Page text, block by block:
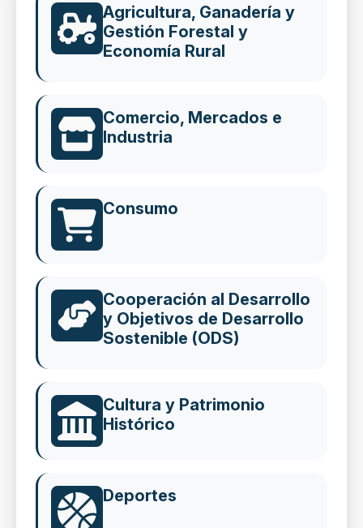
Agricultura, Ganadería y
Gestión Forestal y
Economía Rural
Comercio, Mercados e
Industria
Consumo
Cooperación al Desarrollo
y Objetivos de Desarrollo
Sostenible (ODS)
Cultura y Patrimonio
Histórico
Deportes